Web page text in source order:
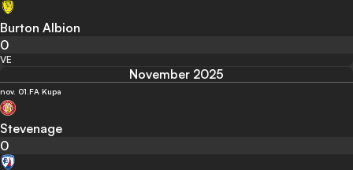
Burton Albion
0
VE
November 2025
nov. 01. FA Kupa
Stevenage
0